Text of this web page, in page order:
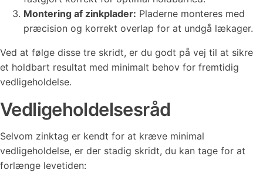
Montering af zinkplader: Pladerne monteres med
præcision og korrekt overlap for at undgå lækager.
Ved at følge disse tre skridt, er du godt på vej til at sikre
et holdbart resultat med minimalt behov for fremtidig
vedligeholdelse.
Vedligeholdelsesråd
Selvom zinktag er kendt for at kræve minimal
vedligeholdelse, er der stadig skridt, du kan tage for at
forlænge levetiden: